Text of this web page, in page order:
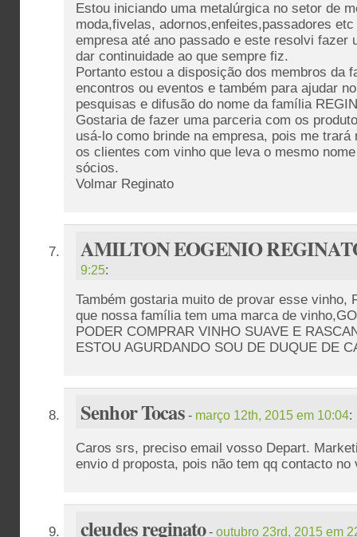
Estou iniciando uma metalúrgica no setor de
moda,fivelas, adornos,enfeites,passadores
empresa até ano passado e este resolvi fazer
dar continuidade ao que sempre fiz.
Portanto estou a disposição dos membros da
encontros ou eventos e também para ajudar
pesquisas e difusão do nome da família
Gostaria de fazer uma parceria com os
usá-lo como brinde na empresa, pois me trará
os clientes com vinho que leva o mesmo
sócios.
Volmar Reginato
AMILTON EOGENIO
9:25:
Também gostaria muito de provar esse vinho,
que nossa família tem uma marca de
PODER COMPRAR VINHO SUAVE E
ESTOU AGURDANDO SOU DE DUQUE DE
Senhor Tocas- março 12th, 2015 em 10:04:
Caros srs, preciso email vosso Depart.
envio d proposta, pois não tem qq contacto no
cleudes reginato-outubro 23rd, 2015 em